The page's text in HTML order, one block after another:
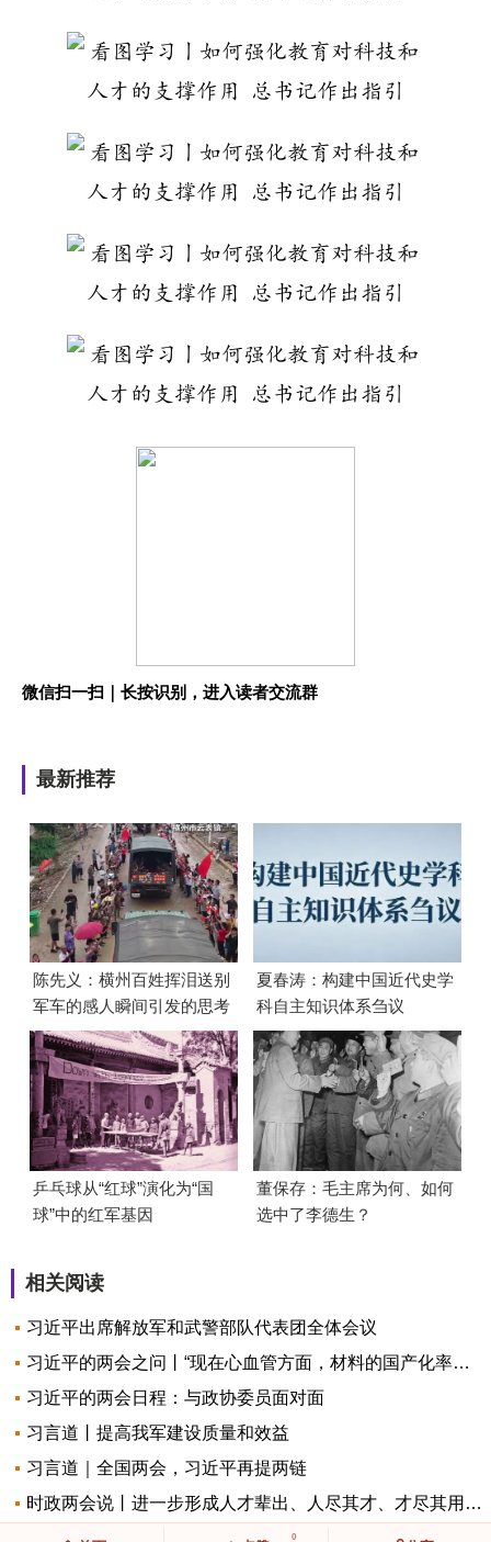
微信扫一扫｜长按识别，进入读者交流群
最新推荐
陈先义：横州百姓挥泪送别
军车的感人瞬间引发的思考
夏春涛：构建中国近代史学
科自主知识体系刍议
乒乓球从“红球”演化为“国
球”中的红军基因
董保存：毛主席为何、如何
选中了李德生？
相关阅读
习近平出席解放军和武警部队代表团全体会议
习近平的两会之问丨“现在心血管方面，材料的国产化率很高了吧？”
习近平的两会日程：与政协委员面对面
习言道丨提高我军建设质量和效益
习言道｜全国两会，习近平再提两链
时政两会说丨进一步形成人才辈出、人尽其才、才尽其用的生动局面——总书记同全国政协委员共商国是
0